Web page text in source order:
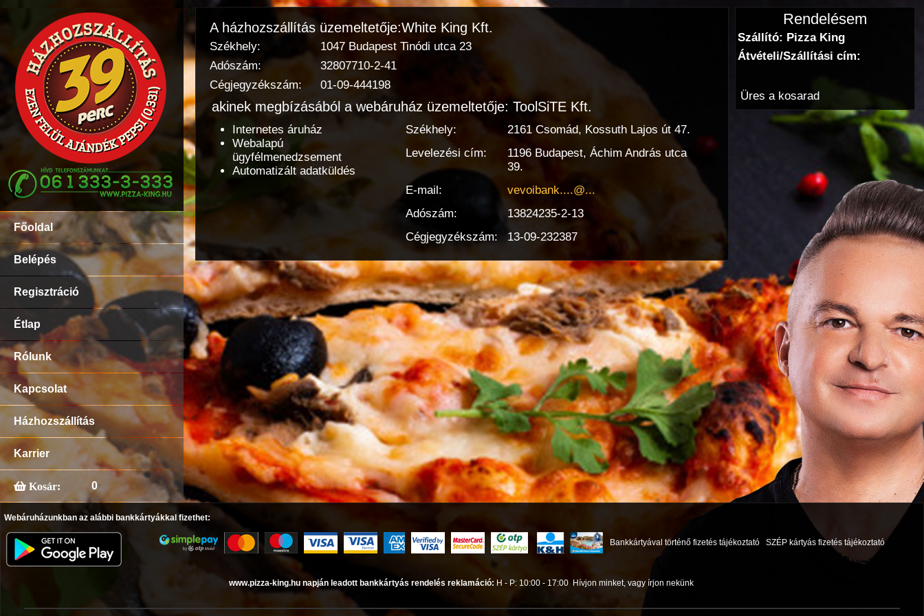
Főoldal
Belépés
Regisztráció
Étlap
Rólunk
Kapcsolat
Házhozszállítás
Karrier
Kosár: 0
A házhozszállítás üzemeltetője:White King Kft.
Székhely:
1047 Budapest Tinódi utca 23
Adószám:
32807710-2-41
Cégjegyzékszám:
01-09-444198
akinek megbízásából a webáruház üzemeltetője: ToolSiTE Kft.
Internetes áruház
Webalapú
ügyfélmenedzsement
Automatizált adatküldés
Székhely:
2161 Csomád, Kossuth Lajos út 47.
Levelezési cím:
1196 Budapest, Áchim András utca
39.
E-mail:
vevoibank....@...
Adószám:
13824235-2-13
Cégjegyzékszám:
13-09-232387
Rendelésem
Szállító: Pizza King
Átvételi/Szállítási cím:
Üres a kosarad
Webáruházunkban az alábbi bankkártyákkal fizethet:
Bankkártyával történő fizetés tájékoztató SZÉP kártyás fizetés tájékoztató
www.pizza-king.hu napján leadott bankkártyás rendelés reklamáció: H - P: 10:00 - 17:00 Hívjon minket, vagy írjon nekünk